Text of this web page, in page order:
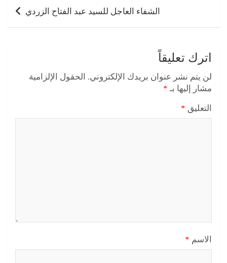
الشفاء العاجل للسيد عبد الفتاح الزردي
اترك تعليقاً
لن يتم نشر عنوان بريدك الإلكتروني. الحقول الإلزامية
مشار إليها بـ *
التعليق *
الاسم *